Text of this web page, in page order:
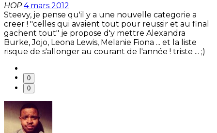
HOP 4 mars 2012
Steevy, je pense qu'il y a une nouvelle categorie a
creer ! "celles qui avaient tout pour reussir et au final
gachent tout" je propose d'y mettre Alexandra
Burke, Jojo, Leona Lewis, Melanie Fiona ... et la liste
risque de s'allonger au courant de l'année ! triste ... ;)
0
0